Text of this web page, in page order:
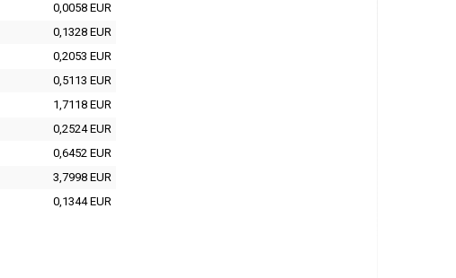
0,0058 EUR
0,1328 EUR
0,2053 EUR
0,5113 EUR
1,7118 EUR
0,2524 EUR
0,6452 EUR
3,7998 EUR
0,1344 EUR